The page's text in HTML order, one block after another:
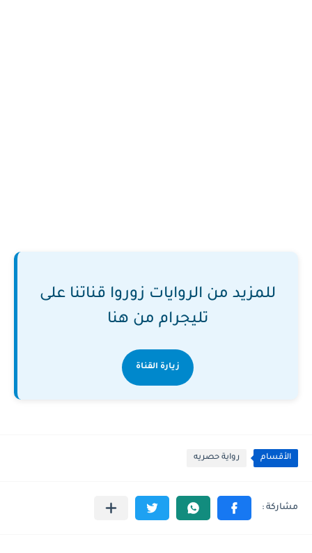
للمزيد من الروايات زوروا قناتنا على
تليجرام من هنا
زيارة القناة
الأقسام رواية حصريه